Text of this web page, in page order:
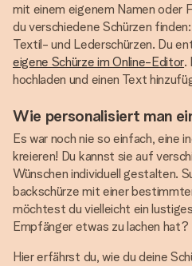
mit einem eigenem Namen oder
du verschiedene Schürzen
Textil- und Lederschürzen. Du
eigene Schürze im Online-Editor.
hochladen und einen Text
Wie personalisiert man
Es war noch nie so einfach, eine
kreieren! Du kannst sie auf
Wünschen individuell gestalten.
backschürze mit einer
möchtest du vielleicht ein
Empfänger etwas zu lachen hat?
Hier erfährst du, wie du deine